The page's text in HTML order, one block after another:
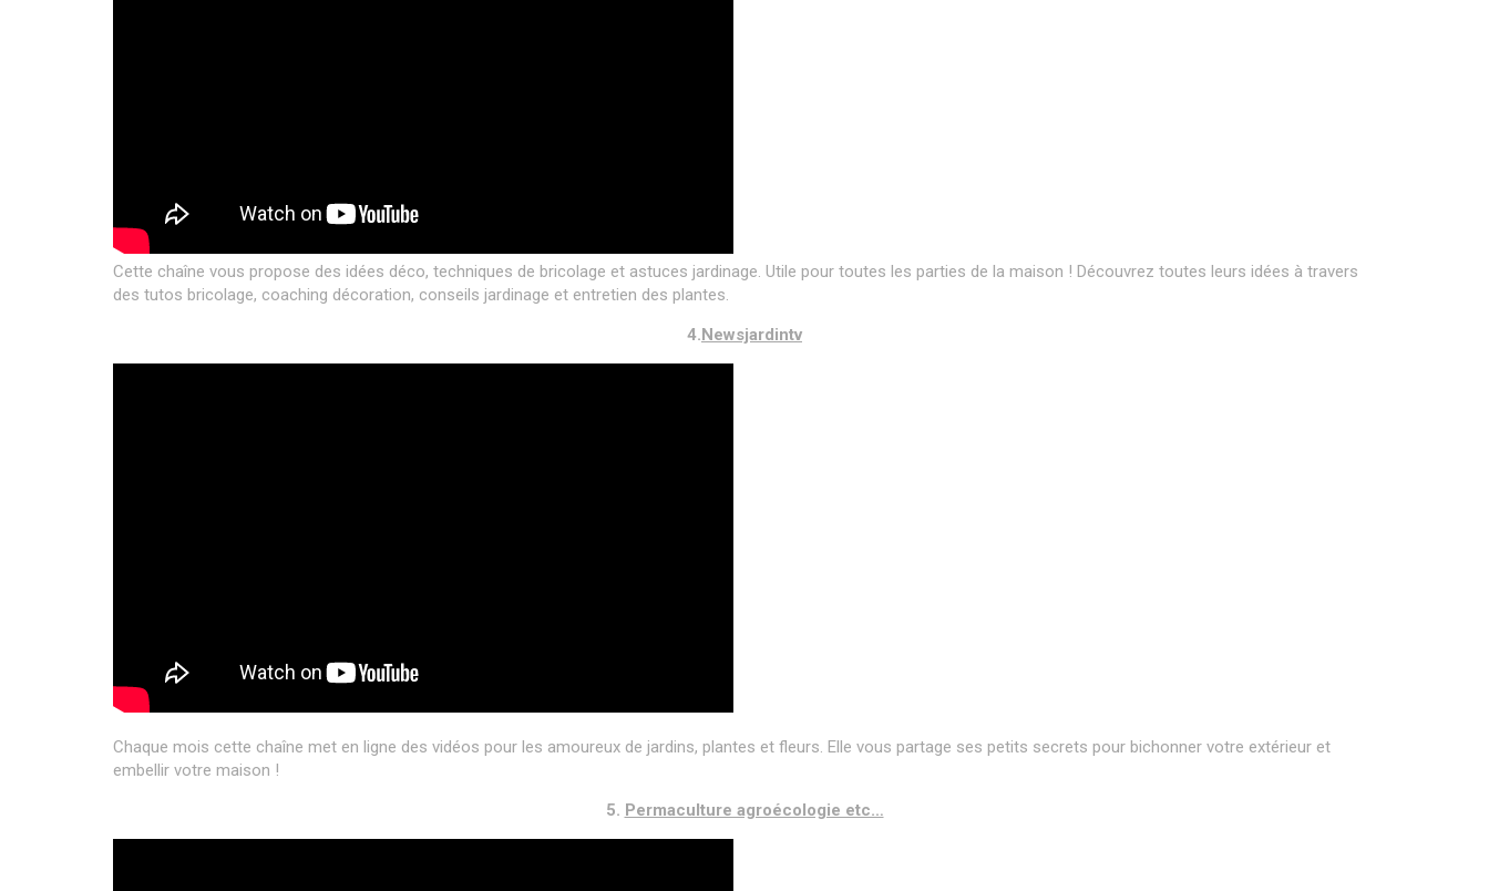
Cette chaîne vous propose des idées déco, techniques de bricolage et astuces jardinage. Utile pour toutes les parties de la maison ! Découvrez toutes leurs idées à travers
des tutos bricolage, coaching décoration, conseils jardinage et entretien des plantes.
4.Newsjardintv
Chaque mois cette chaîne met en ligne des vidéos pour les amoureux de jardins, plantes et fleurs. Elle vous partage ses petits secrets pour bichonner votre extérieur et
embellir votre maison !
5. Permaculture agroécologie etc…